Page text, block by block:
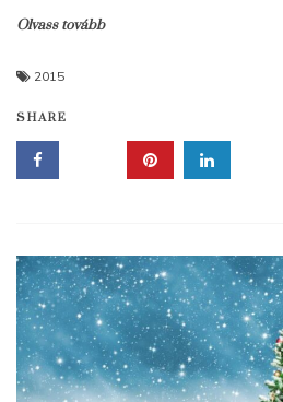
Olvass tovább
2015
SHARE